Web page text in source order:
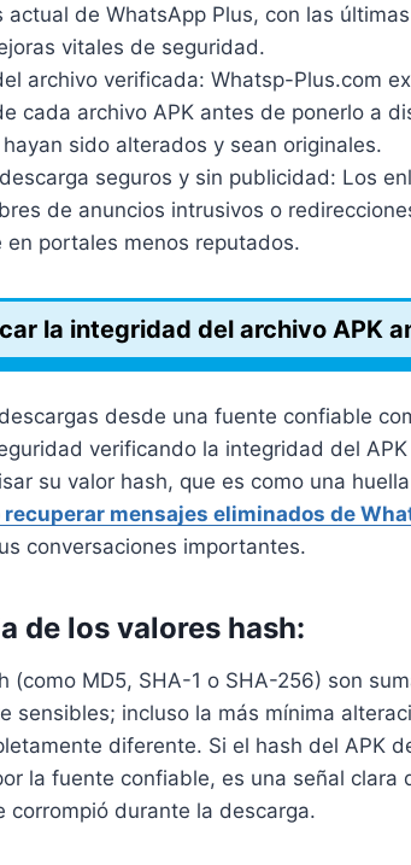
actual de WhatsApp Plus, con las
vitales de seguridad.
archivo verificada: Whatsp-Plus.com
cada archivo APK antes de ponerlo a
sido alterados y sean originales.
seguros y sin publicidad: Los
de anuncios intrusivos o
en portales menos reputados.
la integridad del archivo APK
desde una fuente confiable
verificando la integridad del
su valor hash, que es como una
recuperar mensajes eliminados de
conversaciones importantes.
de los valores hash:
(como MD5, SHA-1 o SHA-256) son
sensibles; incluso la más mínima
diferente. Si el hash del APK
la fuente confiable, es una señal clara
corrompió durante la descarga.